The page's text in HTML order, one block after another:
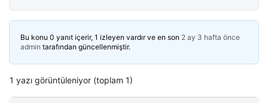
Bu konu 0 yanıt içerir, 1 izleyen vardır ve en son 2 ay 3 hafta önce
admin tarafından güncellenmiştir.
1 yazı görüntüleniyor (toplam 1)